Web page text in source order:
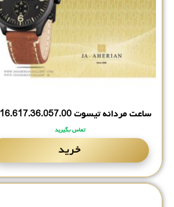
ساعت مردانه تیسوت T116.‎617.‎36.‎057.‎00
تماس بگیرید
خرید